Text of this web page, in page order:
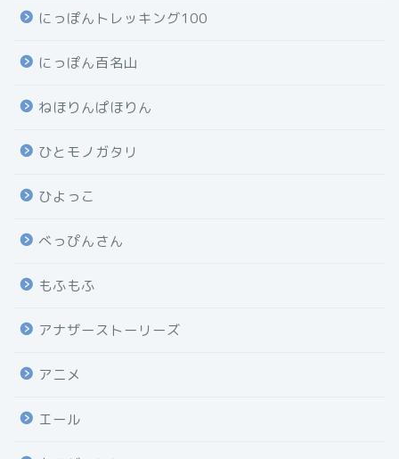
にっぽんトレッキング100
にっぽん百名山
ねほりんぱほりん
ひとモノガタリ
ひよっこ
べっぴんさん
もふもふ
アナザーストーリーズ
アニメ
エール